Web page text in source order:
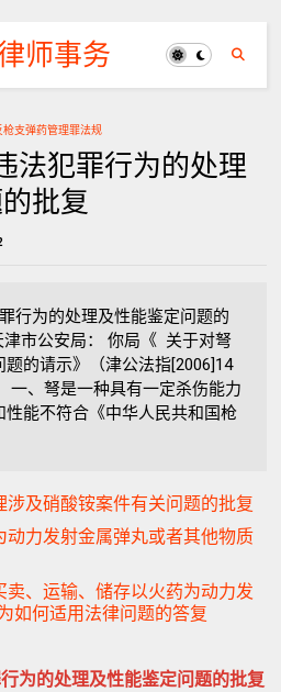
师事务
枪支弹药管理罪法规
法犯罪行为的处理
批复
行为的处理及性能鉴定问题的
津市公安局： 你局《 关于对弩
的请示》（津公法指[2006]14
一、弩是一种具有一定杀伤能力
能不符合《中华人民共和国枪
涉及硝酸铵案件有关问题的批复
动力发射金属弹丸或者其他物质
卖、运输、储存以火药为动力发
如何适用法律问题的答复
为的处理及性能鉴定问题的批复